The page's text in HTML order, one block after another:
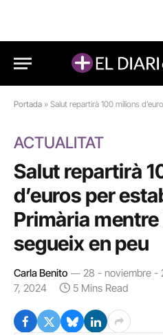
Portada » Salut repartirà 100 milions d’euros per
ACTUALITAT
Salut repartirà
d’euros per
Primària mentre
segueix en peu
Carla Benito 28 - noviembre -
7, 2024
5 Mins Read